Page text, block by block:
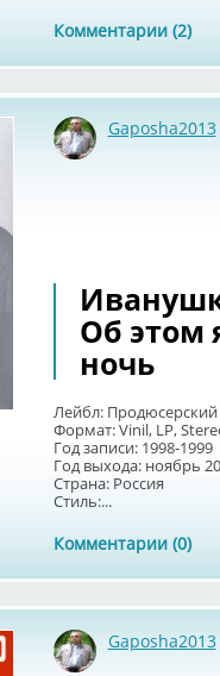
Комментарии (2)
Gaposha2013
Об этом
ночь
Лейбл:
Формат: Vinil, LP,
Год записи: 1998-1999
Год выхода: ноябрь
Страна: Россия
Стиль:...
Комментарии (0)
Gaposha2013